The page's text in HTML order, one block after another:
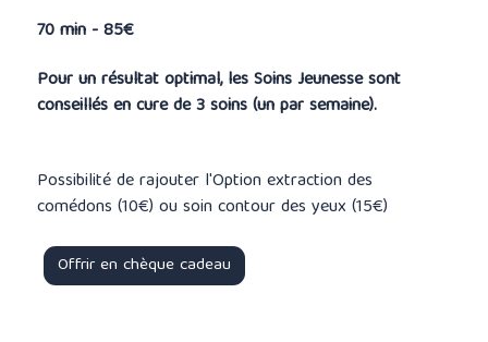
70 min - 85€
Pour un résultat optimal, les Soins Jeunesse sont
conseillés en cure de 3 soins (un par semaine).
Possibilité de rajouter l'Option extraction des
comédons (10€) ou soin contour des yeux (15€)
Offrir en chèque cadeau